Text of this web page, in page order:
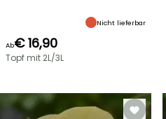
Nicht lieferbar
Ab€ 16,90
Topf mit 2L/3L